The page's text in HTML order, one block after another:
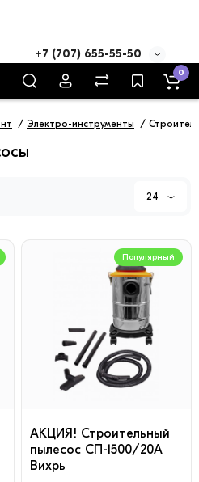
+7 (707) 655-55-50
0
Электро-инструменты
24
Популярный
АКЦИЯ! Строительный
пылесос СП-1500/20А
Вихрь